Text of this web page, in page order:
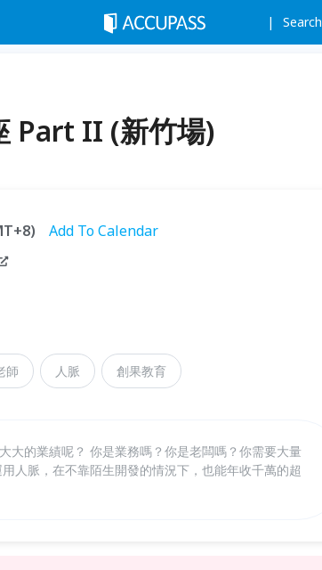
Search
Part II (新竹場)
Add To Calendar
師 人脈 創果教育
大的業績呢？ 你是業務嗎？你是老闆嗎？你需要大量
人脈，在不靠陌生開發的情況下，也能年收千萬的超